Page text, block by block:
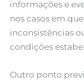
informações e
nos casos em
inconsistências
condições
Outro ponto